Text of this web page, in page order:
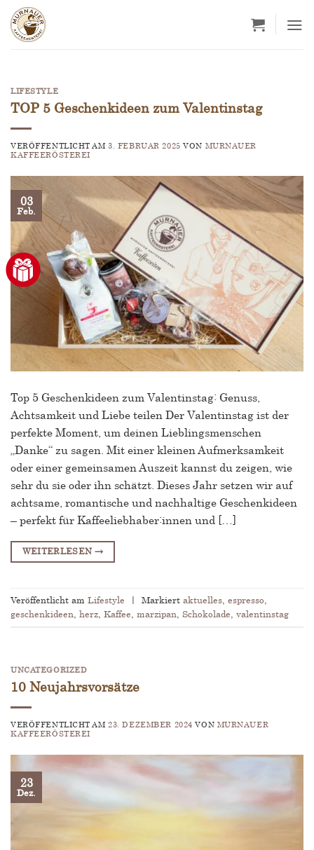
Zum
Inhalt
springen
LIFESTYLE
TOP 5 Geschenkideen zum Valentinstag
VERÖFFENTLICHT AM3. FEBRUAR 2025 VON MURNAUER
KAFFEERÖSTEREI
03
Feb.
Top 5 Geschenkideen zum Valentinstag: Genuss,
Achtsamkeit und Liebe teilen Der Valentinstag ist der
perfekte Moment, um deinen Lieblingsmenschen
„Danke“ zu sagen. Mit einer kleinen Aufmerksamkeit
oder einer gemeinsamen Auszeit kannst du zeigen, wie
sehr du sie oder ihn schätzt. Dieses Jahr setzen wir auf
achtsame, romantische und nachhaltige Geschenkideen
– perfekt für Kaffeeliebhaber:innen und […]
WEITERLESEN →
Veröffentlicht am Lifestyle | Markiert aktuelles, espresso,
geschenkideen, herz, Kaffee, marzipan, Schokolade, valentinstag
UNCATEGORIZED
10 Neujahrsvorsätze
VERÖFFENTLICHT AM23. DEZEMBER 2024 VON MURNAUER
KAFFEERÖSTEREI
23
Dez.